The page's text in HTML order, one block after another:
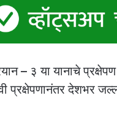
– ३ या यानाचे
प्रक्षेपणानंतर देशभर